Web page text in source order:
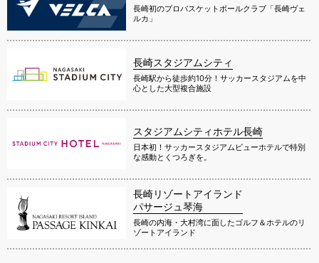
長崎初のプロバスケットボールクラブ「長崎ヴェ
ルカ」
長崎スタジアムシティ
長崎駅から徒歩約10分！サッカースタジアムを中
心とした大型複合施設
スタジアムシティホテル長崎
日本初！サッカースタジアムビューホテルで特別
な感動とくつろぎを。
長崎リゾートアイランド
パサージュ琴海
長崎の内海・大村湾に面したゴルフ＆ホテルのリ
ゾートアイランド